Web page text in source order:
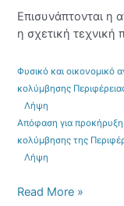
Επισυνάπτονται η
η σχετική τεχνική
Φυσικό και οικονομικό
κολύμβησης
Λήψη
Απόφαση για
κολύμβησης της
Λήψη
κολύμβησης
Περιφέρειας
Νήσων
Read More »